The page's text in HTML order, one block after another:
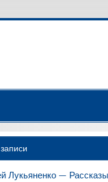
Лукьяненко —